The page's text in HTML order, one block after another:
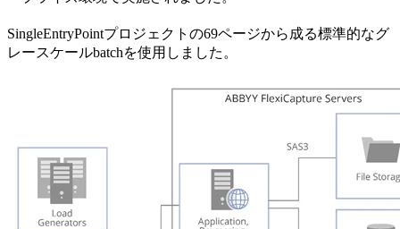
SingleEntryPointプロジェクトの69ページから成る標準的なグ
レースケールbatchを使用しました。